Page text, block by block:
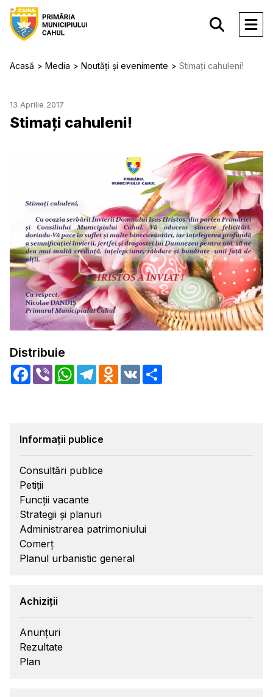
Acasă Media Noutăți și evenimente Stimați cahuleni!
13 Aprilie 2017
Stimați cahuleni!
Distribuie
Facebook
Viber WhatsApp
TelegramOdnoklassniki
VK
Informații publice
Consultări publice
Petiții
Funcții vacante
Strategii și planuri
Administrarea patrimoniului
Comerț
Planul urbanistic general
Achiziții
Anunțuri
Rezultate
Plan